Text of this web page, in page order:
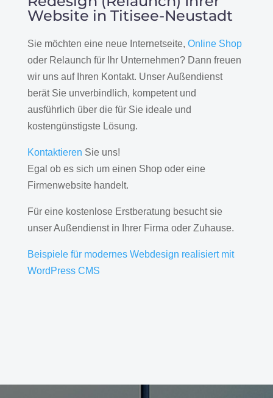
Website in Titisee-Neustadt
Sie möchten eine neue Internetseite, Online Shop
oder Relaunch für Ihr Unternehmen? Dann freuen
wir uns auf Ihren Kontakt. Unser Außendienst
berät Sie unverbindlich, kompetent und
ausführlich über die für Sie ideale und
kostengünstigste Lösung.
Kontaktieren Sie uns!
Egal ob es sich um einen Shop oder eine
Firmenwebsite handelt.
Für eine kostenlose Erstberatung besucht sie
unser Außendienst in Ihrer Firma oder Zuhause.
Beispiele für modernes Webdesign realisiert mit
WordPress CMS